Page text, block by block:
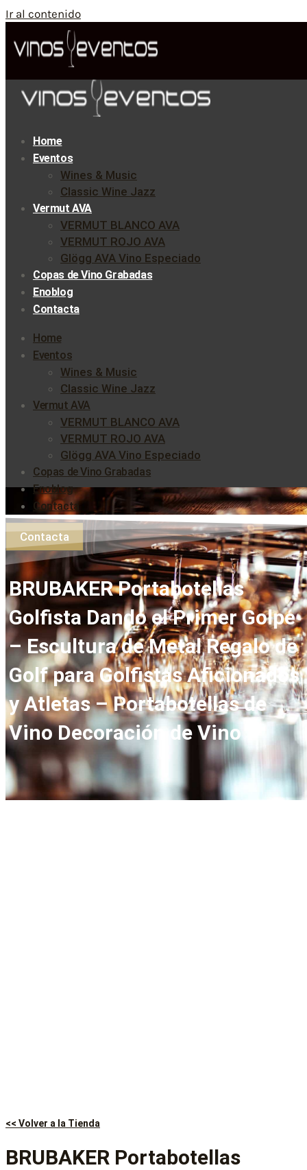
Ir al contenido
Home
Eventos
Wines & Music
Classic Wine Jazz
Vermut AVA
VERMUT BLANCO AVA
VERMUT ROJO AVA
Glögg AVA Vino Especiado
Copas de Vino Grabadas
Enoblog
Contacta
Home
Eventos
Wines & Music
Classic Wine Jazz
Vermut AVA
VERMUT BLANCO AVA
VERMUT ROJO AVA
Glögg AVA Vino Especiado
Copas de Vino Grabadas
Enoblog
Contacta
Contacta
BRUBAKER Portabotellas
Golfista Dando el Primer Golpe
– Escultura de Metal Regalo de
Golf para Golfistas Aficionados
y Atletas – Portabotellas de
Vino Decoración de Vino
<< Volver a la Tienda
BRUBAKER Portabotellas